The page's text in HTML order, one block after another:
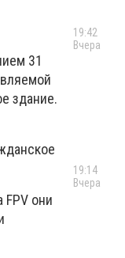
31
здание.
они
19:42
Вчера
19:14
Вчера